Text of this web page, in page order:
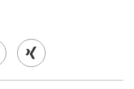
Share